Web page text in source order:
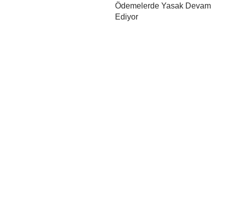
Ödemelerde Yasak Devam
Ediyor